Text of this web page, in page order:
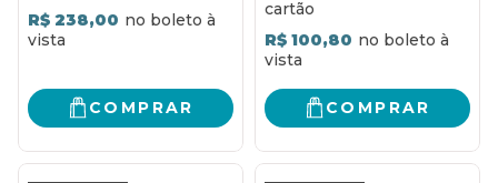
R$ 238,00
COMPRAR
R$ 100,80
COMPRAR